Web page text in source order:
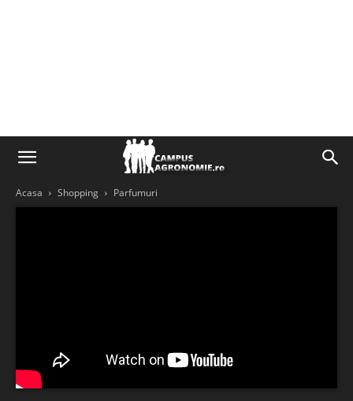
Acasa Shopping Parfumuri